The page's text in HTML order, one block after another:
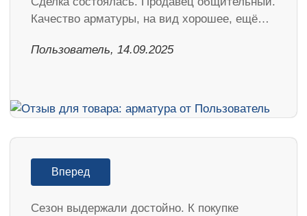
Качество арматуры, на вид хорошее, ещё…
Пользователь, 14.09.2025
Вперед
Cезон выдержали достойно. К покупке